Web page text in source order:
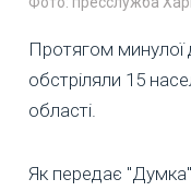
Протягом минулої
обстріляли 15
області.
Як передає